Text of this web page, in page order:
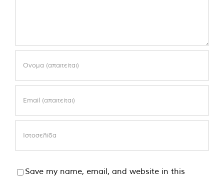
Save my name, email, and website in this